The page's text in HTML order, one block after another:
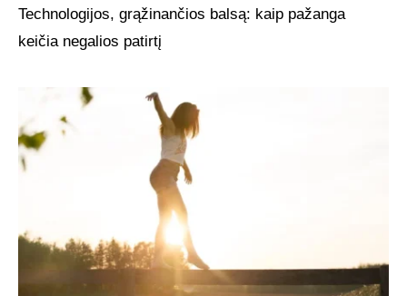
Technologijos, grąžinančios balsą: kaip pažanga
keičia negalios patirtį